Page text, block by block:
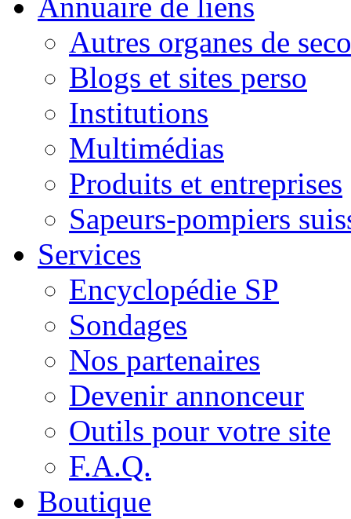
Autres organes de
Blogs et sites perso
Institutions
Multimédias
Produits et entreprises
Sapeurs-pompiers
Services
Encyclopédie SP
Sondages
Nos partenaires
Devenir annonceur
Outils pour votre site
F.A.Q.
Boutique